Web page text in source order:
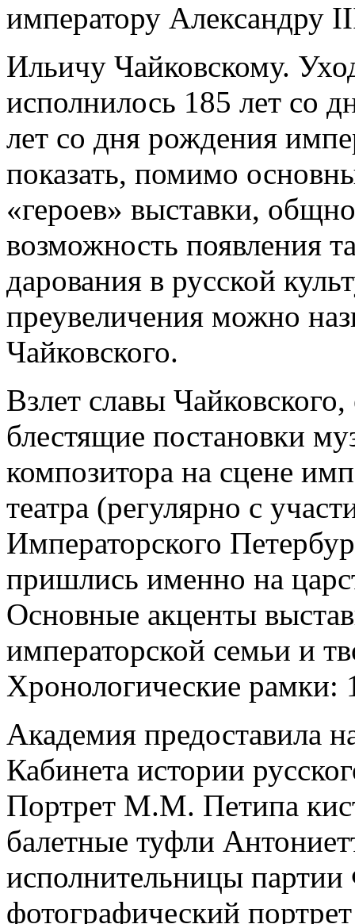
императору Александру
Ильичу Чайковскому.
исполнилось 185 лет со
лет со дня рождения
показать, помимо
«героев» выставки,
возможность появления
дарования в русской
преувеличения можно
Чайковского.
Взлет славы
блестящие постановки
композитора на сцене
театра (регулярно с
Императорского
пришлись именно на
Основные акценты
императорской семьи и
Хронологические рамки:
Академия предоставила
Кабинета истории
Портрет М.М. Петипа
балетные туфли
исполнительницы
фотографический